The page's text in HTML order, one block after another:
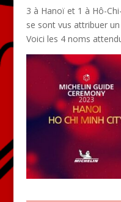
3 à Hanoï et 1 à Hô-
se sont vus attribuer
Voici les 4 noms